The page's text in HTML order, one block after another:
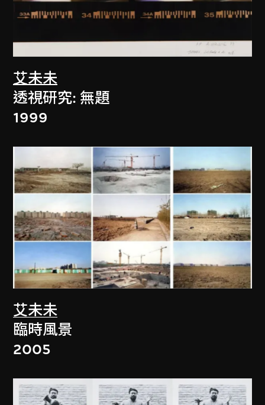
艾未未
透視研究: 無題
1999
艾未未
臨時風景
2005